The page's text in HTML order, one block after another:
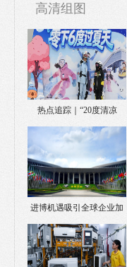
高清组图
热点追踪｜“20度清凉
圈”，暑期出游新
进博机遇吸引全球企业加
速“链中国”“